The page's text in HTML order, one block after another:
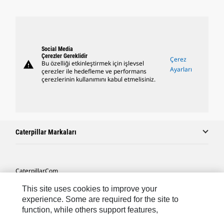
warning
Social Media
Çerezler Gereklidir
Bu özelliği etkinleştirmek için işlevsel
çerezler ile hedefleme ve performans
çerezlerinin kullanımını kabul etmelisiniz.
Çerez
Ayarları
Caterpillar Markaları
Caterpillar.com
Caterpillar Müşteri Hizmetleri Ve Iletişim
Site Haritası
This site uses cookies to improve your
experience. Some are required for the site to
function, while others support features,